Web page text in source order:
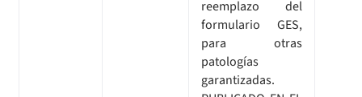
reemplazo del
formulario GES,
para otras
patologías
garantizadas.